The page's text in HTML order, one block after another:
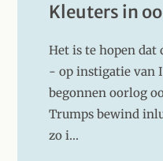
Kleuters in
Het is te hopen dat
- op instigatie van
begonnen oorlog
Trumps bewind
zo i…